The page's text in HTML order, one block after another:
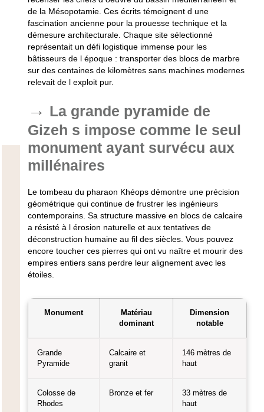
de la Mésopotamie. Ces écrits témoignent d une
fascination ancienne pour la prouesse technique et la
démesure architecturale. Chaque site sélectionné
représentait un défi logistique immense pour les
bâtisseurs de l époque : transporter des blocs de marbre
sur des centaines de kilomètres sans machines modernes
relevait de l exploit pur.
La grande pyramide de
Gizeh s impose comme le seul
monument ayant survécu aux
millénaires
Le tombeau du pharaon Khéops démontre une précision
géométrique qui continue de frustrer les ingénieurs
contemporains. Sa structure massive en blocs de calcaire
a résisté à l érosion naturelle et aux tentatives de
déconstruction humaine au fil des siècles. Vous pouvez
encore toucher ces pierres qui ont vu naître et mourir des
empires entiers sans perdre leur alignement avec les
étoiles.
Monument
Matériau
dominant
Dimension
notable
Grande
Pyramide
Calcaire et
granit
146 mètres de
haut
Colosse de
Rhodes
Bronze et fer
33 mètres de
haut